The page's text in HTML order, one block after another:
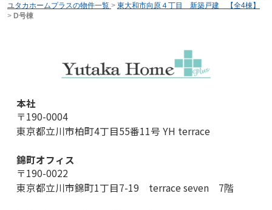
ユタカホームプラスの物件一覧 > 東大和市向原４丁目 新築戸建 【全4棟】
> D号棟
本社
〒190-0004
東京都立川市柏町4丁目55番11号 YH terrace
錦町オフィス
〒190-0022
東京都立川市錦町1丁目7-19 terrace seven 7階